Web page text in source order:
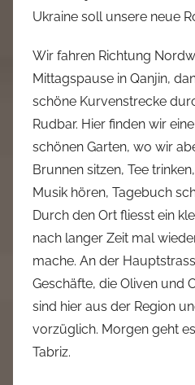
Ukraine soll unsere neue
Wir fahren Richtung
Mittagspause in Qanjin,
schöne Kurvenstrecke
Rudbar. Hier finden wir
schönen Garten, wo wir
Brunnen sitzen, Tee
Musik hören, Tagebuch
Durch den Ort fliesst ein
nach langer Zeit mal
mache. An der
Geschäfte, die Oliven und
sind hier aus der Region
vorzüglich. Morgen geht
Tabriz.